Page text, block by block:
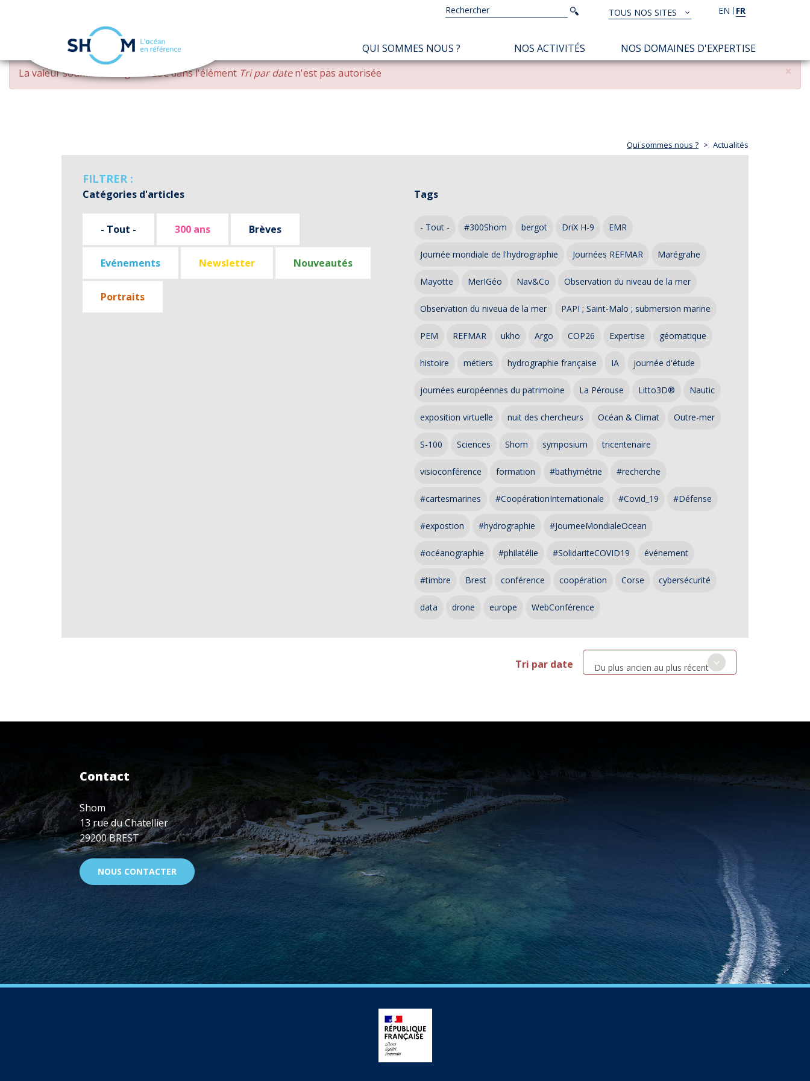
Aller
contenu
EN FR
TOUS
NOS
SITES
TOUS NOS SITES
Rechercher
Rechercher
NAVIGATION
PRINCIPALE
QUI SOMMES NOUS ? NOS ACTIVITÉS NOS DOMAINES D'EXPERTISE
×
MESSAGE
D'ERREUR
La valeur soumise changed DESCdans l'élément Tri par daten'est pas autorisée
Qui sommes nous ? Actualités
FILTRER :
Catégories d'articles
- Tout - 300 ans Brèves
Evénements Newsletter Nouveautés
Portraits
Tags
- Tout - #300Shom bergot DriX H-9 EMR
Journée mondiale de l'hydrographie Journées REFMAR Marégrahe
Mayotte MerIGéo Nav&Co Observation du niveau de la mer
Observation du niveua de la mer PAPI ; Saint-Malo ; submersion marine
PEM REFMAR ukho Argo COP26 Expertise géomatique
histoire métiers hydrographie française IA journée d'étude
journées européennes du patrimoine La Pérouse Litto3D® Nautic
exposition virtuelle nuit des chercheurs Océan & Climat Outre-mer
S-100 Sciences Shom symposium tricentenaire
visioconférence formation #bathymétrie #recherche
#cartesmarines #CoopérationInternationale #Covid_19 #Défense
#expostion #hydrographie #JourneeMondialeOcean
#océanographie #philatélie #SolidariteCOVID19 événement
#timbre Brest conférence coopération Corse cybersécurité
data drone europe WebConférence
Tri par date Du plus ancien au plus récent
Contact
Shom
13 rue du Chatellier
29200 BREST
NOUS CONTACTER